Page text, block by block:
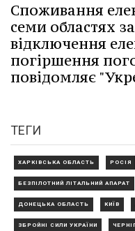
Споживання
семи областях
відключення
погіршення
повідомляє
ТЕГИ
ХАРКІВСЬКА ОБЛАСТЬ РОСІЯ
БЕЗПІЛОТНИЙ ЛІТАЛЬНИЙ АПАРАТ
ДОНЕЦЬКА ОБЛАСТЬ КИЇВ
ЗБРОЙНІ СИЛИ УКРАЇНИ